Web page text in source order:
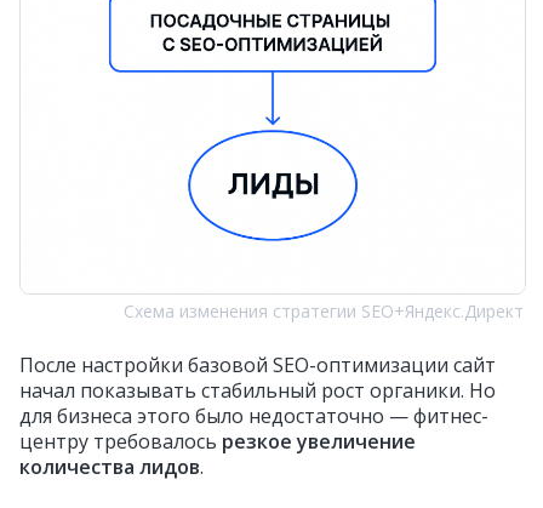
Схема изменения стратегии SEO+Яндекс.Директ
После настройки базовой SEO-оптимизации сайт
начал показывать стабильный рост органики. Но
для бизнеса этого было недостаточно — фитнес-
центру требовалось резкое увеличение
количества лидов.